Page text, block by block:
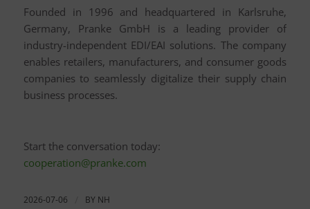
Founded in 1996 and headquartered in Karlsruhe,
Germany, Pranke GmbH is a leading provider of
industry-independent EDI/EAI solutions. The company
enables retailers, manufacturers, and consumer goods
companies to seamlessly digitalize their supply chain
business processes.
Start the conversation today:
cooperation@pranke.com
2026-07-06 BY NH